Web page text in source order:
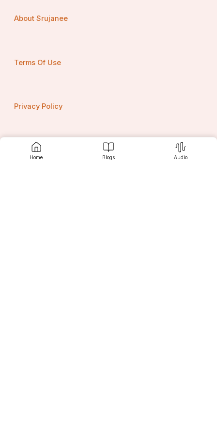
Home Blogs Audio
About Srujanee
Terms Of Use
Privacy Policy
Contact us